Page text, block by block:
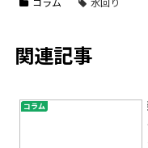
関連記事
コラム